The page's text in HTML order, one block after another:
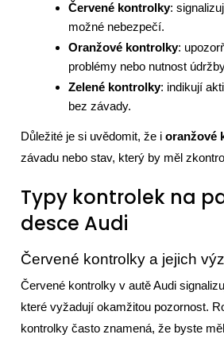
Červené kontrolky:
možné nebezpečí.
Oranžové kontrolky:
problémy nebo nutnost
Zelené kontrolky: indikují
bez závady.
Důležité je si uvědomit, že i oranžové
závadu nebo stav, který by měl
Typy kontrolek na
desce Audi
Červené kontrolky a jejich
Červené kontrolky v autě Audi
které vyžadují okamžitou pozornost.
kontrolky často znamená, že byste